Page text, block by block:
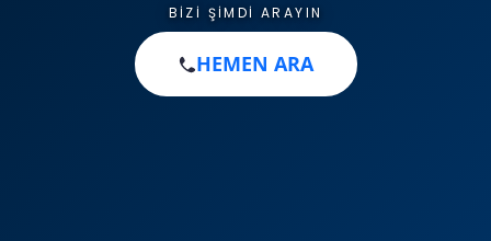
Petek Temizliği
BIZI ŞIMDI ARAYIN
HEMEN ARA